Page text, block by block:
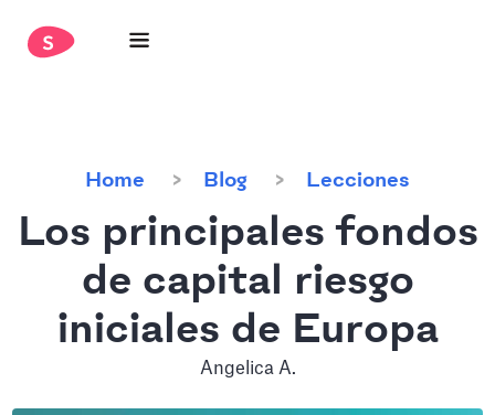
Home Blog Lecciones
Los principales fondos
de capital riesgo
iniciales de Europa
Angelica A.